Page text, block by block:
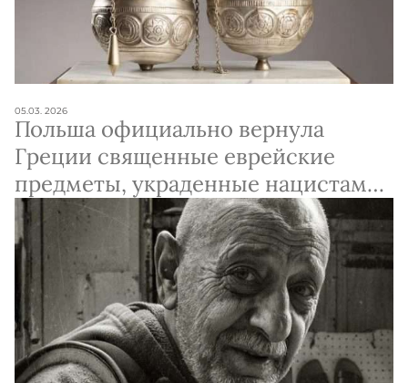
05.03. 2026
Польша официально вернула
Греции священные еврейские
предметы, украденные нацистами
во время Холокоста